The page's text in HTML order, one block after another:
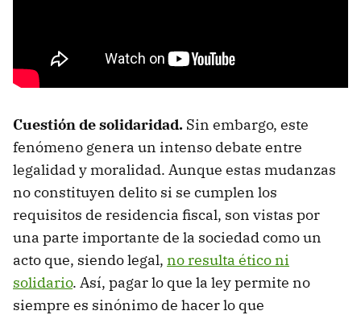
Cuestión de solidaridad. Sin embargo, este
fenómeno genera un intenso debate entre
legalidad y moralidad. Aunque estas mudanzas
no constituyen delito si se cumplen los
requisitos de residencia fiscal, son vistas por
una parte importante de la sociedad como un
acto que, siendo legal, no resulta ético ni
solidario. Así, pagar lo que la ley permite no
siempre es sinónimo de hacer lo que